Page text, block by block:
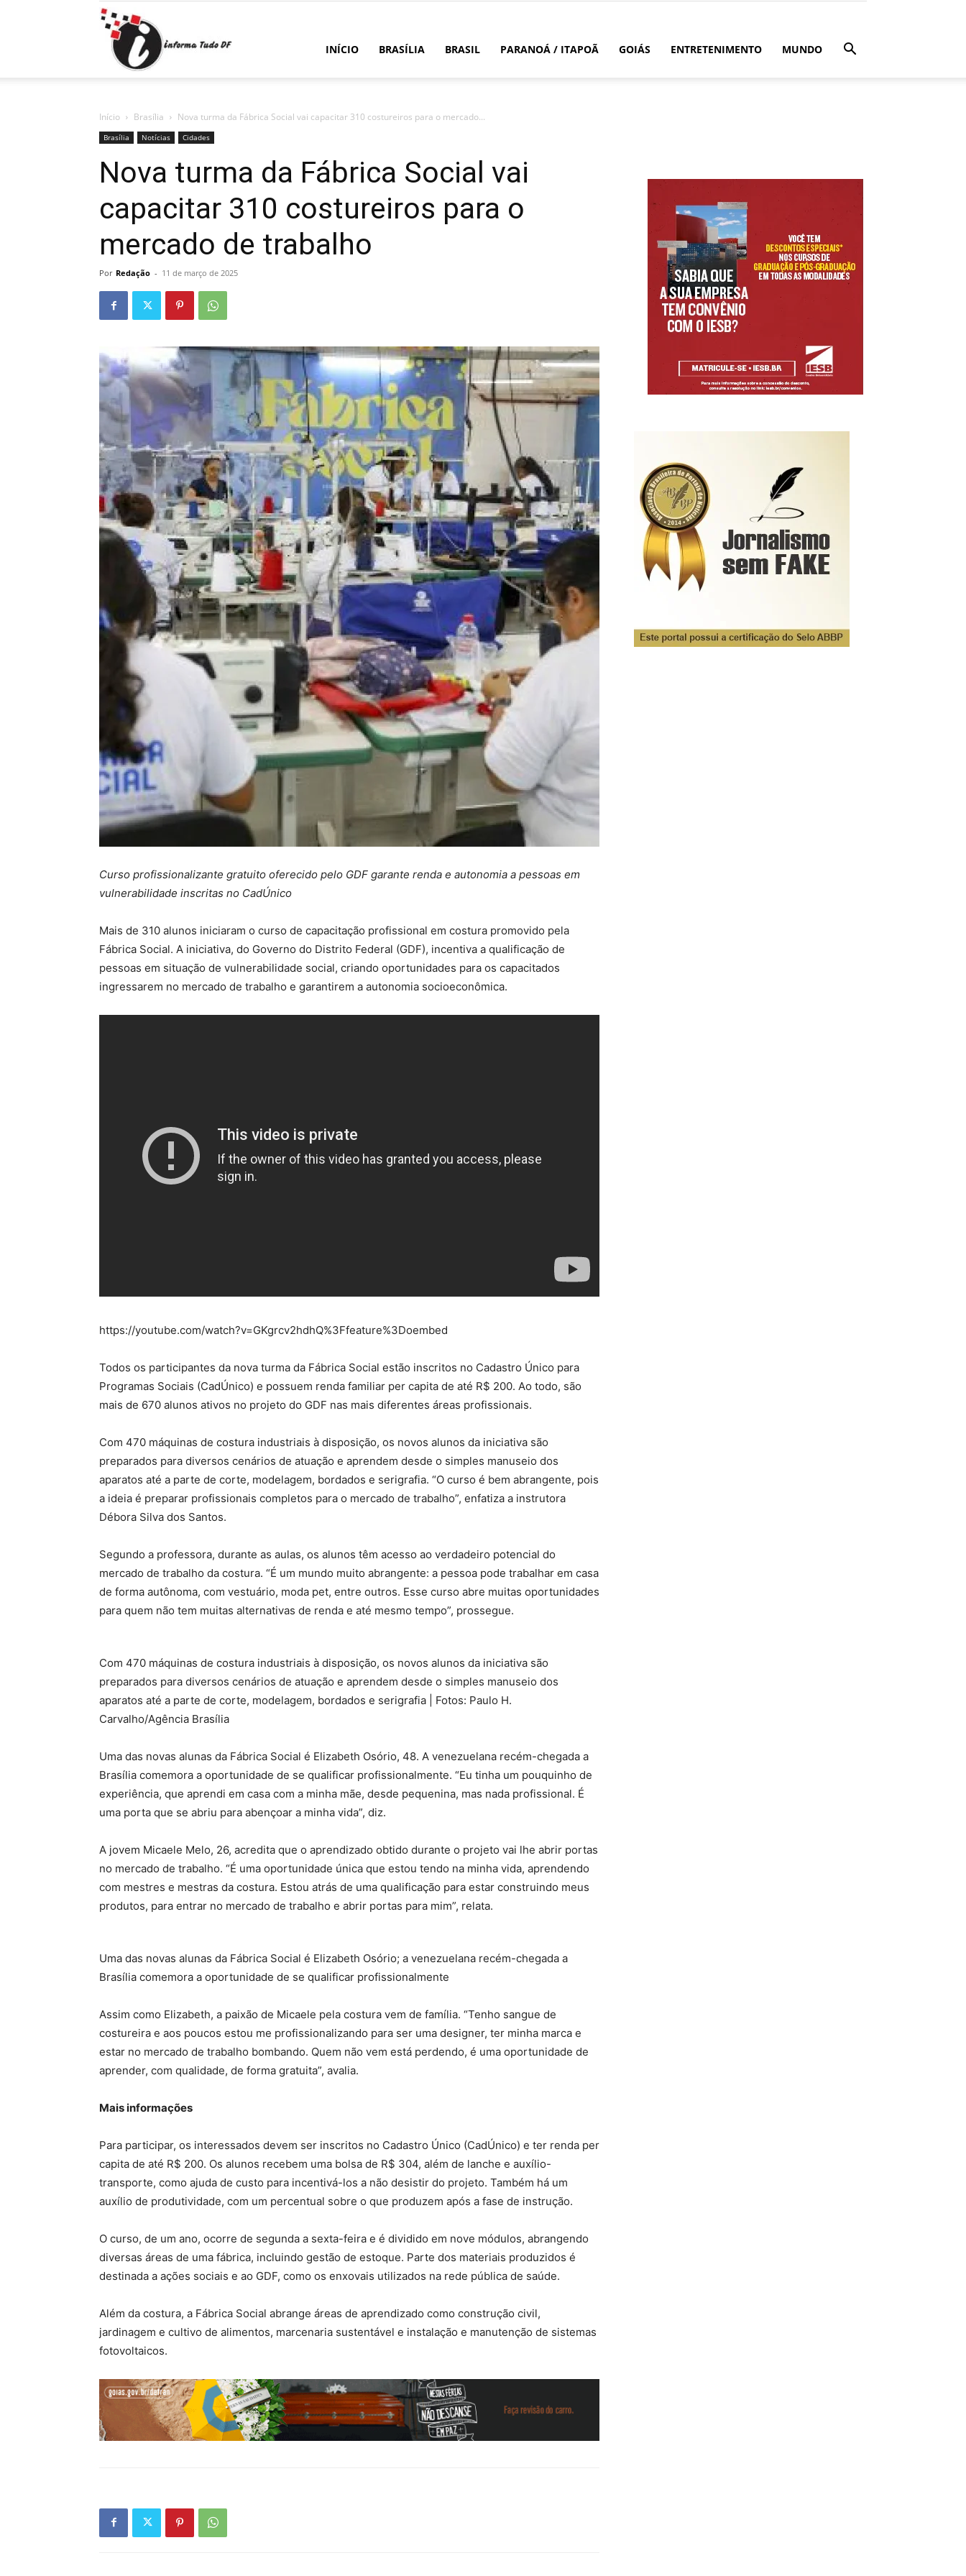
Informa
Tudo
INÍCIO BRASÍLIA BRASIL PARANOÁ / ITAPOÃ GOIÁS ENTRETENIMENTO MUNDO
Início Brasília Nova turma da Fábrica Social vai capacitar 310 costureiros para o mercado...
Brasília Notícias Cidades
Nova turma da Fábrica Social vai
capacitar 310 costureiros para o
mercado de trabalho
Por Redação - 11 de março de 2025
Curso profissionalizante gratuito oferecido pelo GDF garante renda e autonomia a pessoas em
vulnerabilidade inscritas no CadÚnico
Mais de 310 alunos iniciaram o curso de capacitação profissional em costura promovido pela
Fábrica Social. A iniciativa, do Governo do Distrito Federal (GDF), incentiva a qualificação de
pessoas em situação de vulnerabilidade social, criando oportunidades para os capacitados
ingressarem no mercado de trabalho e garantirem a autonomia socioeconômica.
https://youtube.com/watch?v=GKgrcv2hdhQ%3Ffeature%3Doembed
Todos os participantes da nova turma da Fábrica Social estão inscritos no Cadastro Único para
Programas Sociais (CadÚnico) e possuem renda familiar per capita de até R$ 200. Ao todo, são
mais de 670 alunos ativos no projeto do GDF nas mais diferentes áreas profissionais.
Com 470 máquinas de costura industriais à disposição, os novos alunos da iniciativa são
preparados para diversos cenários de atuação e aprendem desde o simples manuseio dos
aparatos até a parte de corte, modelagem, bordados e serigrafia. “O curso é bem abrangente, pois
a ideia é preparar profissionais completos para o mercado de trabalho”, enfatiza a instrutora
Débora Silva dos Santos.
Segundo a professora, durante as aulas, os alunos têm acesso ao verdadeiro potencial do
mercado de trabalho da costura. “É um mundo muito abrangente: a pessoa pode trabalhar em casa
de forma autônoma, com vestuário, moda pet, entre outros. Esse curso abre muitas oportunidades
para quem não tem muitas alternativas de renda e até mesmo tempo”, prossegue.
Com 470 máquinas de costura industriais à disposição, os novos alunos da iniciativa são
preparados para diversos cenários de atuação e aprendem desde o simples manuseio dos
aparatos até a parte de corte, modelagem, bordados e serigrafia | Fotos: Paulo H.
Carvalho/Agência Brasília
Uma das novas alunas da Fábrica Social é Elizabeth Osório, 48. A venezuelana recém-chegada a
Brasília comemora a oportunidade de se qualificar profissionalmente. “Eu tinha um pouquinho de
experiência, que aprendi em casa com a minha mãe, desde pequenina, mas nada profissional. É
uma porta que se abriu para abençoar a minha vida”, diz.
A jovem Micaele Melo, 26, acredita que o aprendizado obtido durante o projeto vai lhe abrir portas
no mercado de trabalho. “É uma oportunidade única que estou tendo na minha vida, aprendendo
com mestres e mestras da costura. Estou atrás de uma qualificação para estar construindo meus
produtos, para entrar no mercado de trabalho e abrir portas para mim”, relata.
Uma das novas alunas da Fábrica Social é Elizabeth Osório; a venezuelana recém-chegada a
Brasília comemora a oportunidade de se qualificar profissionalmente
Assim como Elizabeth, a paixão de Micaele pela costura vem de família. “Tenho sangue de
costureira e aos poucos estou me profissionalizando para ser uma designer, ter minha marca e
estar no mercado de trabalho bombando. Quem não vem está perdendo, é uma oportunidade de
aprender, com qualidade, de forma gratuita”, avalia.
Mais informações
Para participar, os interessados devem ser inscritos no Cadastro Único (CadÚnico) e ter renda per
capita de até R$ 200. Os alunos recebem uma bolsa de R$ 304, além de lanche e auxílio-
transporte, como ajuda de custo para incentivá-los a não desistir do projeto. Também há um
auxílio de produtividade, com um percentual sobre o que produzem após a fase de instrução.
O curso, de um ano, ocorre de segunda a sexta-feira e é dividido em nove módulos, abrangendo
diversas áreas de uma fábrica, incluindo gestão de estoque. Parte dos materiais produzidos é
destinada a ações sociais e ao GDF, como os enxovais utilizados na rede pública de saúde.
Além da costura, a Fábrica Social abrange áreas de aprendizado como construção civil,
jardinagem e cultivo de alimentos, marcenaria sustentável e instalação e manutenção de sistemas
fotovoltaicos.